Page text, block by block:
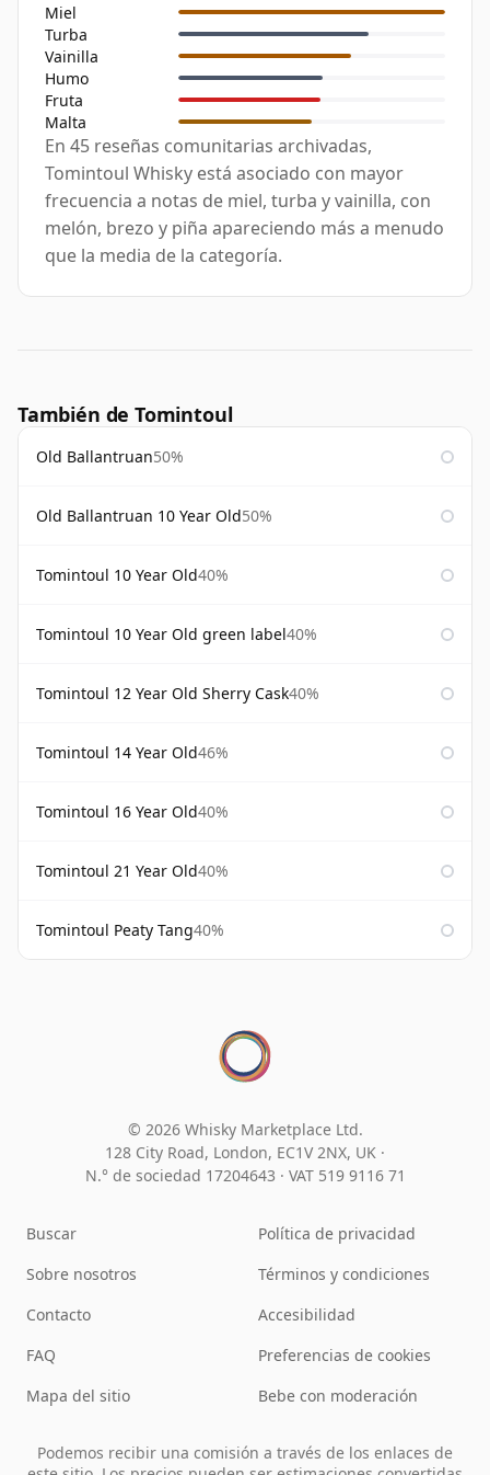
Miel
Turba
Vainilla
Humo
Fruta
Malta
En 45 reseñas comunitarias archivadas,
Tomintoul Whisky está asociado con mayor
frecuencia a notas de miel, turba y vainilla, con
melón, brezo y piña apareciendo más a menudo
que la media de la categoría.
También de Tomintoul
Old Ballantruan50%
Old Ballantruan 10 Year Old50%
Tomintoul 10 Year Old40%
Tomintoul 10 Year Old green label40%
Tomintoul 12 Year Old Sherry Cask40%
Tomintoul 14 Year Old46%
Tomintoul 16 Year Old40%
Tomintoul 21 Year Old40%
Tomintoul Peaty Tang40%
© 2026 Whisky Marketplace Ltd.
128 City Road, London, EC1V 2NX, UK ·
N.° de sociedad 17204643 · VAT 519 9116 71
Buscar
Sobre nosotros
Contacto
FAQ
Mapa del sitio
Política de privacidad
Términos y condiciones
Accesibilidad
Preferencias de cookies
Bebe con moderación
Podemos recibir una comisión a través de los enlaces de